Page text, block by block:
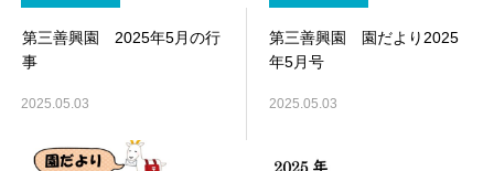
第三善興園 2025年5月の行
事
2025.05.03
第三善興園 園だより2025
年5月号
2025.05.03